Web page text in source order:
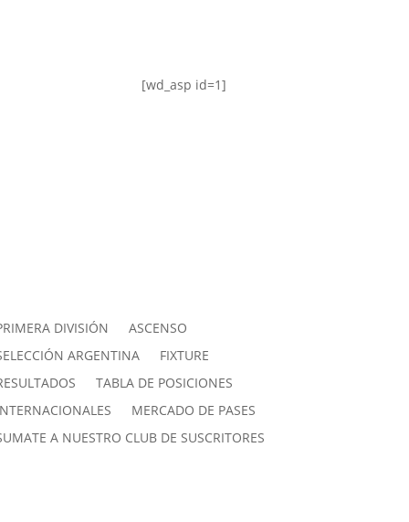
[wd_asp id=1]
DIVISIÓN
ASCENSO
ARGENTINA
FIXTURE
TABLA DE POSICIONES
MERCADO DE PASES
A NUESTRO CLUB DE SUSCRITORES